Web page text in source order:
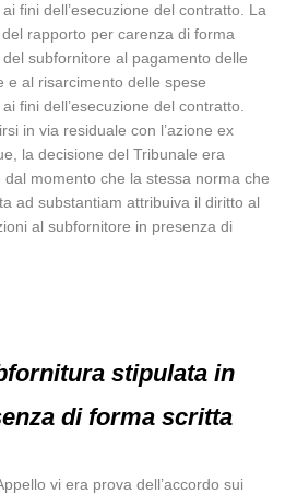
fini dell’esecuzione del contratto. La
del rapporto per carenza di forma
subfornitore al pagamento delle
e al risarcimento delle spese
fini dell’esecuzione del contratto.
in via residuale con l’azione ex
la decisione del Tribunale era
momento che la stessa norma che
ad substantiam attribuiva il diritto al
al subfornitore in presenza di
stipulata in
di forma scritta
vi era prova dell’accordo sui